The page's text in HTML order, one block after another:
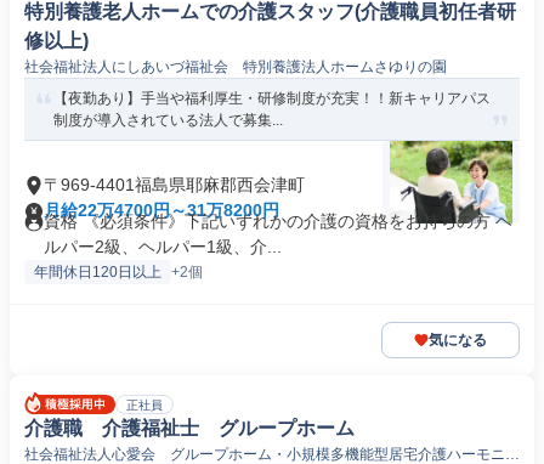
特別養護老人ホームでの介護スタッフ(介護職員初任者研
修以上)
社会福祉法人にしあいづ福祉会 特別養護法人ホームさゆりの園
【夜勤あり】手当や福利厚生・研修制度が充実！！新キャリアパス
制度が導入されている法人で募集...
〒969-4401福島県耶麻郡西会津町
月給22万4700円～31万8200円
資格 《必須条件》下記いずれかの介護の資格をお持ちの方 ヘ
ルパー2級、ヘルパー1級、介...
年間休日120日以上 +2個
気になる
正社員
介護職 介護福祉士 グループホーム
社会福祉法人心愛会 グループホーム・小規模多機能型居宅介護ハーモニー